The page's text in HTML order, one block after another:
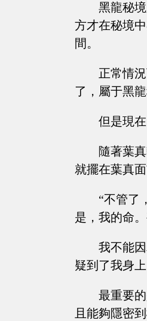
黑龍秘
方才在秘境
間。
正常情
了，屬于黑
但是現在
隨著葉
就擺在葉真面
“不管了
是，我的命
我不能
疑到了我身
最重要
且能夠隱密